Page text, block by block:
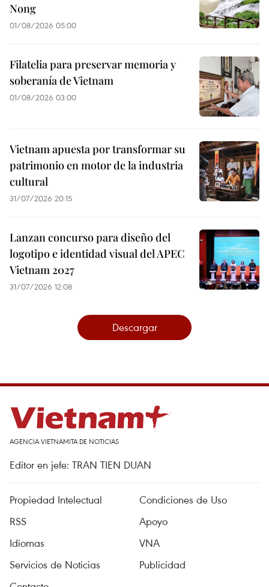
Nong
01/08/2026 05:00
Filatelia para preservar memoria y
soberanía de Vietnam
01/08/2026 03:00
Vietnam apuesta por transformar su
patrimonio en motor de la industria
cultural
31/07/2026 20:15
Lanzan concurso para diseño del
logotipo e identidad visual del APEC
Vietnam 2027
31/07/2026 12:08
Descargar
AGENCIA VIETNAMITA DE NOTICIAS
Editor en jefe: TRAN TIEN DUAN
Propiedad Intelectual
Condiciones de Uso
RSS
Apoyo
Idiomas
VNA
Servicios de Noticias
Publicidad